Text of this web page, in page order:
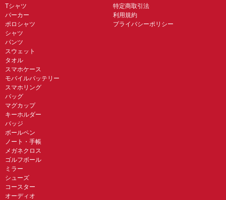
Tシャツ
パーカー
ポロシャツ
シャツ
パンツ
スウェット
タオル
スマホケース
モバイルバッテリー
スマホリング
バッグ
マグカップ
キーホルダー
バッジ
ボールペン
ノート・手帳
メガネクロス
ゴルフボール
ミラー
シューズ
コースター
オーディオ
特定商取引法
利用規約
プライバシーポリシー